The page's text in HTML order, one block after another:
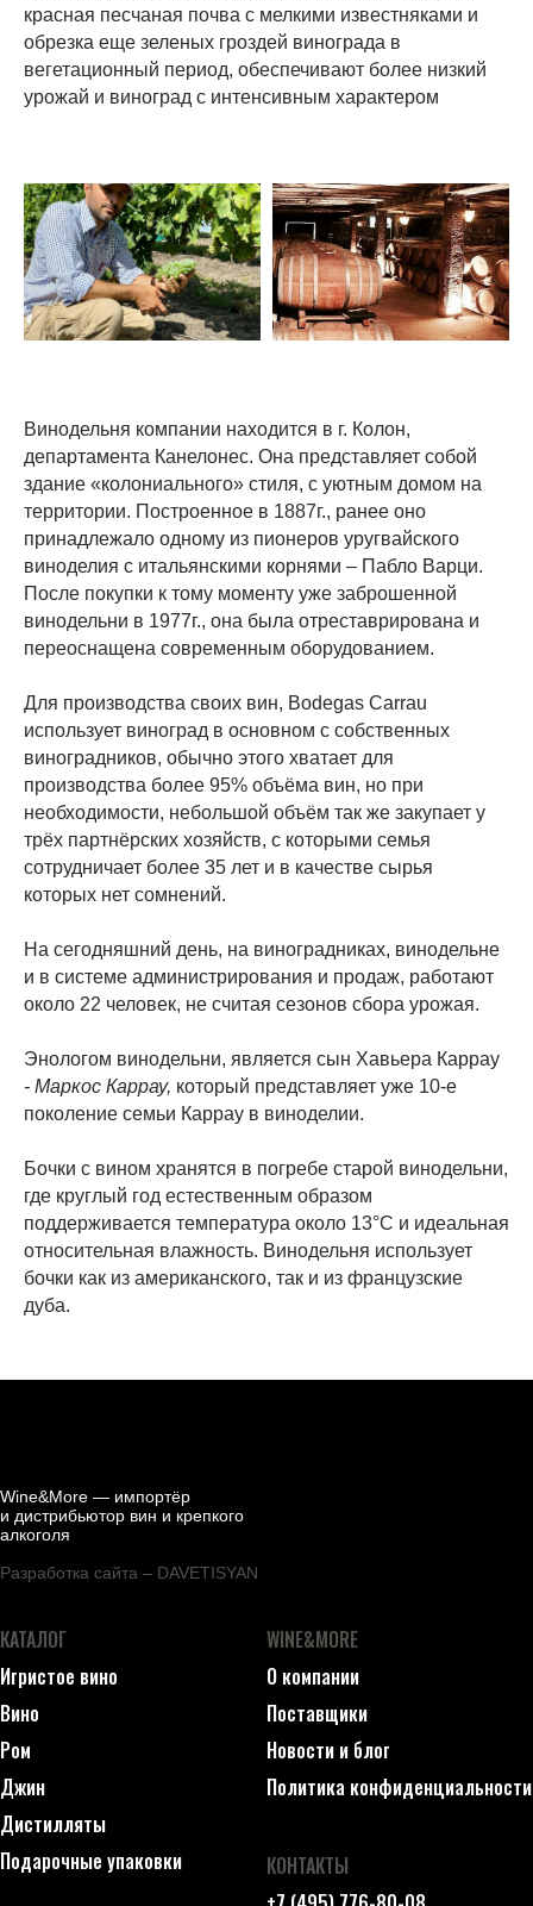
красная песчаная почва с мелкими известняками и
обрезка еще зеленых гроздей винограда в
вегетационный период, обеспечивают более низкий
урожай и виноград с интенсивным характером
Винодельня компании находится в г. Колон,
департамента Канелонес. Она представляет собой
здание «колониального» стиля, с уютным домом на
территории. Построенное в 1887г., ранее оно
принадлежало одному из пионеров уругвайского
виноделия с итальянскими корнями – Пабло Варци.
После покупки к тому моменту уже заброшенной
винодельни в 1977г., она была отреставрирована и
переоснащена современным оборудованием.
Для производства своих вин, Bodegas Carrau
использует виноград в основном с собственных
виноградников, обычно этого хватает для
производства более 95% объёма вин, но при
необходимости, небольшой объём так же закупает у
трёх партнёрских хозяйств, с которыми семья
сотрудничает более 35 лет и в качестве сырья
которых нет сомнений.
На сегодняшний день, на виноградниках, винодельне
и в системе администрирования и продаж, работают
около 22 человек, не считая сезонов сбора урожая.
Энологом винодельни, является сын Хавьера Каррау
- Маркос Каррау, который представляет уже 10-е
поколение семьи Каррау в виноделии.
Бочки с вином хранятся в погребе старой винодельни,
где круглый год естественным образом
поддерживается температура около 13°C и идеальная
относительная влажность. Винодельня использует
бочки как из американского, так и из французские
дуба.
Wine&More — импортёр
и дистрибьютор вин и крепкого
алкоголя
Разработка сайта – DAVETISYAN
КАТАЛОГ
Игристое вино
Вино
Ром
Джин
Дистилляты
Подарочные упаковки
WINE&MORE
О компании
Поставщики
Новости и блог
Политика конфиденциальности
КОНТАКТЫ